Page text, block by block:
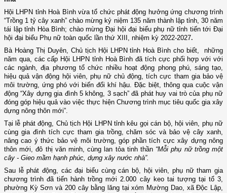
Hội LHPN tỉnh Hoà Bình vừa tổ chứcphát động hưởng ứng chương trình
“Trồng 1 tỷ cây xanh”chào mừng kỷ niệm 135 năm thành lập tỉnh, 30 năm
tái lập tỉnh Hòa Bình; chào mừng Đại hội đại biểu phụ nữ tỉnh tiến tới Đại
hội đại biểu Phụ nữ toàn quốc lần thứ XIII, nhiệm kỳ 2022-2027.
Bà Hoàng Thị Duyên, Chủ tịch Hội LHPN tỉnh Hoà Bình cho biết, những
năm qua, các cấp Hội LHPN tỉnh Hoà Bình đã tích cực phối hợp với với
các ngành, địa phương tổ chức nhiều hoạt động phong phú, sáng tạo,
hiệu quả vận động hội viên, phụ nữ chủ động, tích cực tham gia bảo vệ
môi trường, ứng phó với biến đổi khí hậu. Đặc biệt, thông qua cuộc vận
động “Xây dựng gia đình 5 không, 3 sạch” đã phát huy vai trò của phụ nữ
đóng góp hiệu quả vào việc thực hiện Chương trình mục tiêu quốc gia xây
dựng nông thôn mới”.
Tại lễ phát động, Chủ tịch Hội LHPN tỉnh kêu gọi cán bộ, hội viên, phụ nữ
cùng gia đình tích cực tham gia trồng, chăm sóc và bảo vệ cây xanh,
nâng cao ý thức bảo vệ môi trường, góp phần tích cực xây dựng nông
thôn mới, đô thị văn minh, cùng lan tỏa tinh thần “Mỗi phụ nữ trồng một
cây - Gieo mầm hạnh phúc, dựng xây nước nhà”.
Sau lễ phát động, các đại biểu cùng cán bộ, hội viên, phụ nữ tham gia
chương trình đã tiến hành trồng mới 2.000 cây keo tai tượng tại tổ 3,
phường Kỳ Sơn và 200 cây bằng lăng tại xóm Mường Dao, xã Độc Lập,